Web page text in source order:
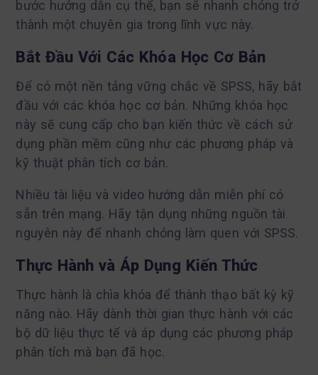
bước hướng dẫn cụ thể, bạn sẽ nhanh chóng trở
thành một chuyên gia trong lĩnh vực này.
Bắt Đầu Với Các Khóa Học Cơ Bản
Để có một nền tảng vững chắc về SPSS, hãy bắt
đầu với các khóa học cơ bản. Những khóa học
này sẽ cung cấp cho bạn kiến thức về cách sử
dụng phần mềm cũng như các phương pháp và
kỹ thuật phân tích cơ bản.
Nhiều tài liệu và video hướng dẫn miễn phí có
sẵn trên mạng. Hãy tận dụng những nguồn tài
nguyên này để nhanh chóng làm quen với SPSS.
Thực Hành và Áp Dụng Kiến Thức
Thực hành là chìa khóa để thành thạo bất kỳ kỹ
năng nào. Hãy dành thời gian thực hành với các
bộ dữ liệu thực tế và áp dụng các phương pháp
phân tích mà bạn đã học.